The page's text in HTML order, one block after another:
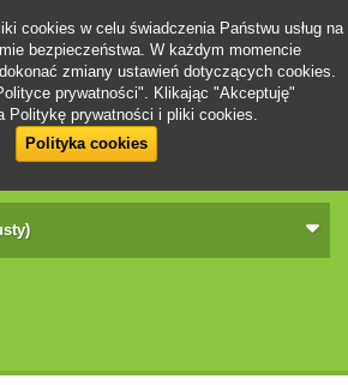
cookies w celu świadczenia Państwu usług na
bezpieczeństwa. W każdym momencie
zmiany ustawień dotyczących cookies.
prywatności". Klikając "Akceptuję"
Politykę prywatności i pliki cookies.
Polityka cookies